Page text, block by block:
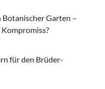
Garten –
für den Brüder-